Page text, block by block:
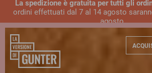
La spedizione è gratuita per tutti gli
ordini effettuati dal 7 al 14 agosto
agosto.